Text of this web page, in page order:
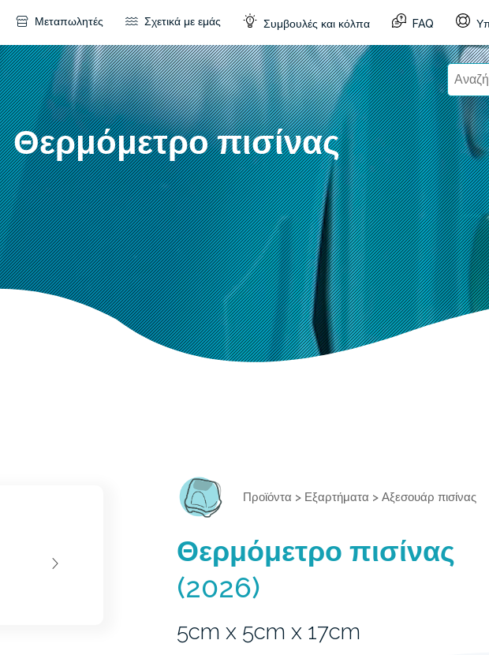
Μεταπωλητές Σχετικά με εμάς Συμβουλές και κόλπα FAQ
Θερμόμετρο πισίνας
Προϊόντα > Εξαρτήματα > Αξεσουάρ πισίνας
Θερμόμετρο πισίνας
(2026)
5cm x 5cm x 17cm